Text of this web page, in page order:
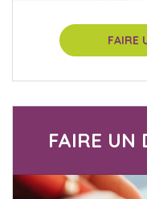
FAIRE
FAIRE UN